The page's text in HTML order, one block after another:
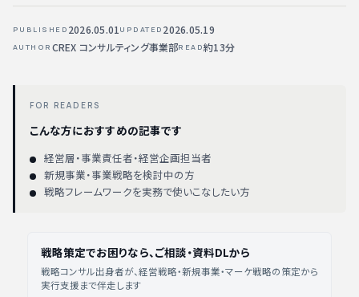
PUBLISHED 2026.05.01UPDATED 2026.05.19
AUTHOR CREX コンサルティング事業部READ約13分
FOR READERS
こんな方におすすめの記事です
経営層・事業責任者・経営企画担当者
新規事業・事業戦略を検討中の方
戦略フレームワークを実務で使いこなしたい方
戦略策定でお困りなら、ご相談・資料DLから
戦略コンサル出身者が、経営戦略・新規事業・マーケ戦略の策定から
実行支援まで伴走します